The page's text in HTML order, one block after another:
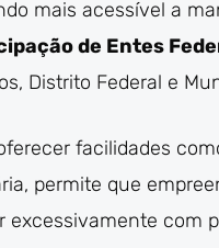
mais acessível a
de Entes
Distrito Federal e
facilidades
permite que
excessivamente com